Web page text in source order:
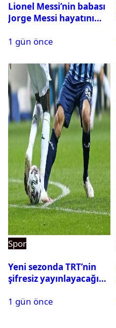
Lionel Messi’nin babası
Jorge Messi hayatını
1 gün önce
Spor
Yeni sezonda TRT’nin
şifresiz yayınlayacağı
1 gün önce